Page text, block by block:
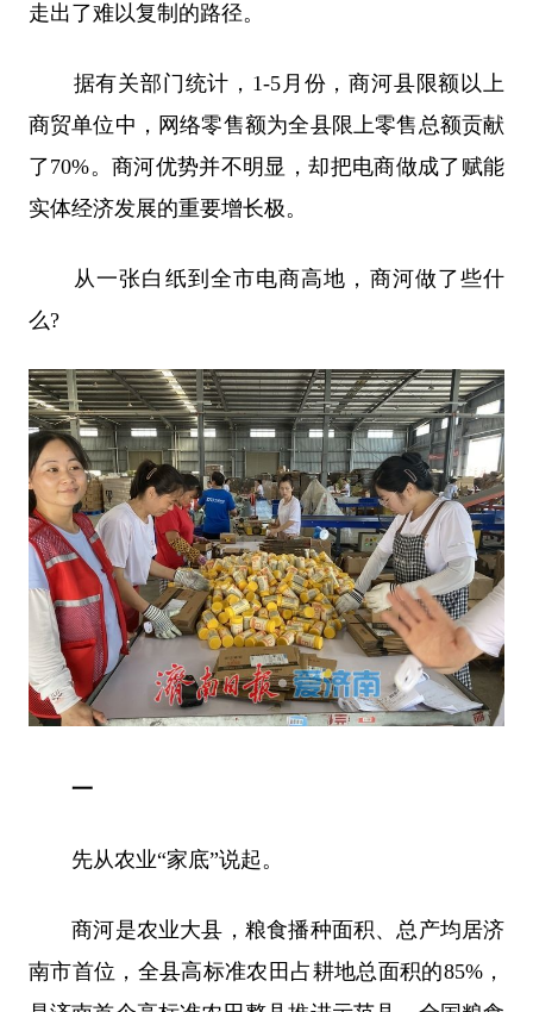
走出了难以复制的路径。
据有关部门统计，1-5月份，商河县限额以上
商贸单位中，网络零售额为全县限上零售总额贡献
了70%。商河优势并不明显，却把电商做成了赋能
实体经济发展的重要增长极。
从一张白纸到全市电商高地，商河做了些什
么?
一
先从农业“家底”说起。
商河是农业大县，粮食播种面积、总产均居济
南市首位，全县高标准农田占耕地总面积的85%，